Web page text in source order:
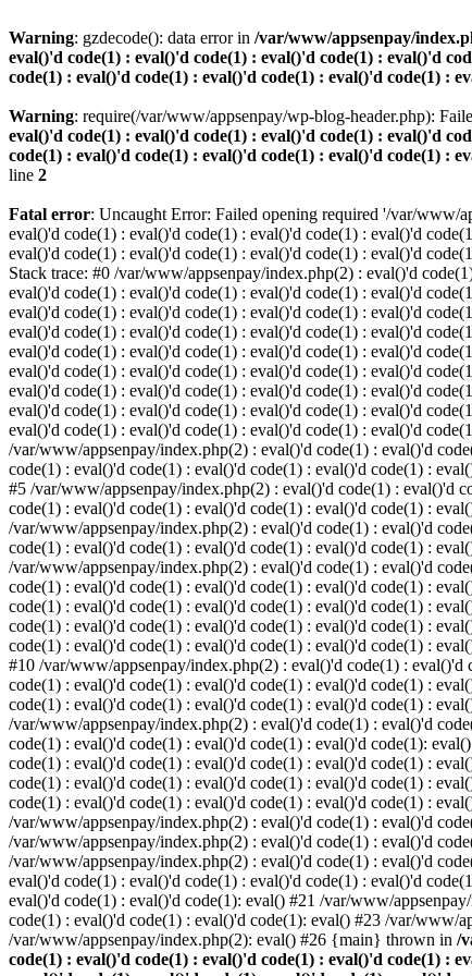
Warning: gzdecode(): data error in /var/www/appsenpay/
eval()'d code(1) : eval()'d code(1) : eval()'d code(1) : eval()'d
code(1) : eval()'d code(1) : eval()'d code(1) : eval()'d code(1) :
Warning: require(/var/www/appsenpay/wp-blog-header.php):
eval()'d code(1) : eval()'d code(1) : eval()'d code(1) : eval()'d
code(1) : eval()'d code(1) : eval()'d code(1) : eval()'d code(1) :
line 2
Fatal error: Uncaught Error: Failed opening required '/var/www/
eval()'d code(1) : eval()'d code(1) : eval()'d code(1) : eval()'d
eval()'d code(1) : eval()'d code(1) : eval()'d code(1) : eval()'d
Stack trace: #0 /var/www/appsenpay/index.php(2) : eval()'d
eval()'d code(1) : eval()'d code(1) : eval()'d code(1) : eval()'d
eval()'d code(1) : eval()'d code(1) : eval()'d code(1) : eval()'d
eval()'d code(1) : eval()'d code(1) : eval()'d code(1) : eval()'d
eval()'d code(1) : eval()'d code(1) : eval()'d code(1) : eval()'d
eval()'d code(1) : eval()'d code(1) : eval()'d code(1) : eval()'d
eval()'d code(1) : eval()'d code(1) : eval()'d code(1) : eval()'d
eval()'d code(1) : eval()'d code(1) : eval()'d code(1) : eval()'d
eval()'d code(1) : eval()'d code(1) : eval()'d code(1) : eval()'d
/var/www/appsenpay/index.php(2) : eval()'d code(1) : eval()'d
code(1) : eval()'d code(1) : eval()'d code(1) : eval()'d code(1) :
#5 /var/www/appsenpay/index.php(2) : eval()'d code(1) : eval()'d
code(1) : eval()'d code(1) : eval()'d code(1) : eval()'d code(1) :
/var/www/appsenpay/index.php(2) : eval()'d code(1) : eval()'d
code(1) : eval()'d code(1) : eval()'d code(1) : eval()'d code(1) :
/var/www/appsenpay/index.php(2) : eval()'d code(1) : eval()'d
code(1) : eval()'d code(1) : eval()'d code(1) : eval()'d code(1) :
code(1) : eval()'d code(1) : eval()'d code(1) : eval()'d code(1) :
code(1) : eval()'d code(1) : eval()'d code(1) : eval()'d code(1) :
code(1) : eval()'d code(1) : eval()'d code(1) : eval()'d code(1) :
#10 /var/www/appsenpay/index.php(2) : eval()'d code(1) :
code(1) : eval()'d code(1) : eval()'d code(1) : eval()'d code(1) :
code(1) : eval()'d code(1) : eval()'d code(1) : eval()'d code(1) :
/var/www/appsenpay/index.php(2) : eval()'d code(1) : eval()'d
code(1) : eval()'d code(1) : eval()'d code(1) : eval()'d code(1):
code(1) : eval()'d code(1) : eval()'d code(1) : eval()'d code(1) :
code(1) : eval()'d code(1) : eval()'d code(1) : eval()'d code(1) :
code(1) : eval()'d code(1) : eval()'d code(1) : eval()'d code(1) :
/var/www/appsenpay/index.php(2) : eval()'d code(1) : eval()'d
/var/www/appsenpay/index.php(2) : eval()'d code(1) : eval()'d
/var/www/appsenpay/index.php(2) : eval()'d code(1) : eval()'d
eval()'d code(1) : eval()'d code(1) : eval()'d code(1) : eval()'d
eval()'d code(1) : eval()'d code(1): eval() #21 /var/www/
code(1) : eval()'d code(1) : eval()'d code(1): eval() #23 /var/www/
/var/www/appsenpay/index.php(2): eval() #26 {main} thrown in /
code(1) : eval()'d code(1) : eval()'d code(1) : eval()'d code(1) :